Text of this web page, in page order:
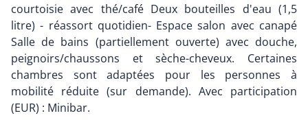
courtoisie avec thé/café Deux bouteilles d'eau (1,5
litre) - réassort quotidien- Espace salon avec canapé
Salle de bains (partiellement ouverte) avec douche,
peignoirs/chaussons et sèche-cheveux. Certaines
chambres sont adaptées pour les personnes à
mobilité réduite (sur demande). Avec participation
(EUR) : Minibar.